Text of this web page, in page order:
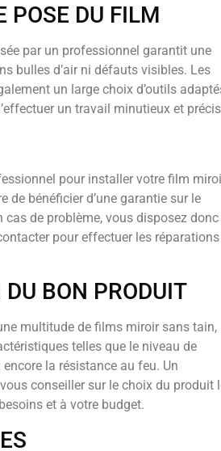
POSE DU FILM
par un professionnel garantit une
bulles d’air ni défauts visibles. Les
un large choix d’outils
un travail minutieux et
pour installer votre film
de bénéficier d’une garantie sur le
cas de problème, vous disposez donc
pour effectuer les réparations
DU BON PRODUIT
multitude de films miroir sans tain,
telles que le niveau de
la résistance au feu. Un
conseiller sur le choix du produit
et à votre budget.